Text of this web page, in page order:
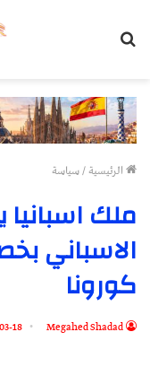
الرئيسية/سياسة
ملك
الاسباني
كورونا
Megahed Shadad
- 01:37